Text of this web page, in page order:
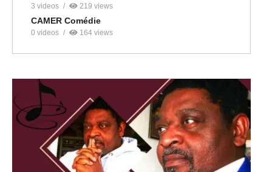
3 videos 219 views
CAMER Comédie
0 videos 164 views